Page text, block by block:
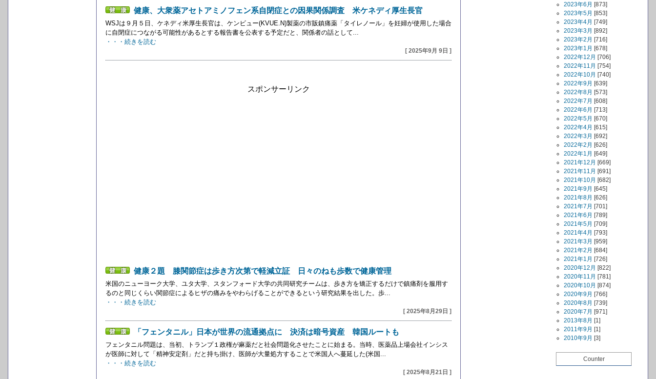
健康、大衆薬アセトアミノフェン系自閉症との因果関係調査 米ケネディ厚生長官
WSJは９月５日、ケネディ米厚生長官は、ケンビュー(KVUE.N)製薬の市販鎮痛薬「タイレノール」を妊婦が使用した場合
に自閉症につながる可能性があるとする報告書を公表する予定だと、関係者の話として...
・・・続きを読む
[ 2025年9月 9日 ]
スポンサーリンク
健康２題 膝関節症は歩き方次第で軽減立証 日々のねも歩数で健康管理
米国のニューヨーク大学、ユタ大学、スタンフォード大学の共同研究チームは、歩き方を矯正するだけで鎮痛剤を服用す
るのと同じくらい関節症によるヒザの痛みをやわらげることができるという研究結果を出した。歩...
・・・続きを読む
[ 2025年8月29日 ]
「フェンタニル」日本が世界の流通拠点に 決済は暗号資産 韓国ルートも
フェンタニル問題は、当初、トランプ１政権が麻薬だと社会問題化させたことに始まる。当時、医薬品上場会社インシス
が医師に対して「精神安定剤」だと持ち掛け、医師が大量処方することで米国人へ蔓延した(米国...
・・・続きを読む
[ 2025年8月21日 ]
2023年6月 [873]
2023年5月 [853]
2023年4月 [749]
2023年3月 [892]
2023年2月 [716]
2023年1月 [678]
2022年12月 [706]
2022年11月 [754]
2022年10月 [740]
2022年9月 [639]
2022年8月 [573]
2022年7月 [608]
2022年6月 [713]
2022年5月 [670]
2022年4月 [615]
2022年3月 [692]
2022年2月 [626]
2022年1月 [649]
2021年12月 [669]
2021年11月 [691]
2021年10月 [682]
2021年9月 [645]
2021年8月 [626]
2021年7月 [701]
2021年6月 [789]
2021年5月 [709]
2021年4月 [793]
2021年3月 [959]
2021年2月 [684]
2021年1月 [726]
2020年12月 [822]
2020年11月 [781]
2020年10月 [874]
2020年9月 [766]
2020年8月 [739]
2020年7月 [971]
2013年8月 [1]
2011年9月 [1]
2010年9月 [3]
Counter